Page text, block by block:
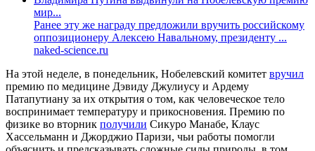
мир...
Ранее эту же награду предложили вручить российскому
оппозиционеру Алексею Навальному, президенту ...
naked-science.ru
На этой неделе, в понедельник, Нобелевский комитет вручил
премию по медицине Дэвиду Джулиусу и Ардему
Патапутиану за их открытия о том, как человеческое тело
воспринимает температуру и прикосновения. Премию по
физике во вторник получили Сикуро Манабе, Клаус
Хассельманн и Джорджио Паризи, чьи работы помогли